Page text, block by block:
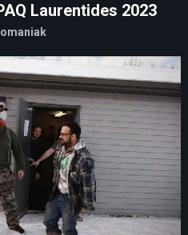
Laurentides 2023